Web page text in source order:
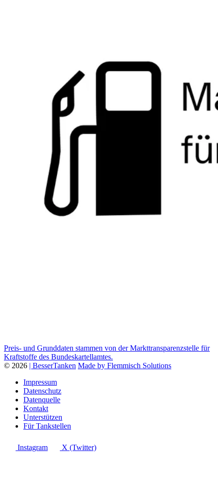
Preis- und Grunddaten stammen von der Markttransparenzstelle für
Kraftstoffe des Bundeskartellamtes.
© 2026 | BesserTanken Made by Flemmisch Solutions
Impressum
Datenschutz
Datenquelle
Kontakt
Unterstützen
Für Tankstellen
Instagram X (Twitter)